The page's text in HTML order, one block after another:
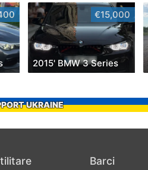
€15,000
2015' BMW 3 Series
UKRAINE
Barci